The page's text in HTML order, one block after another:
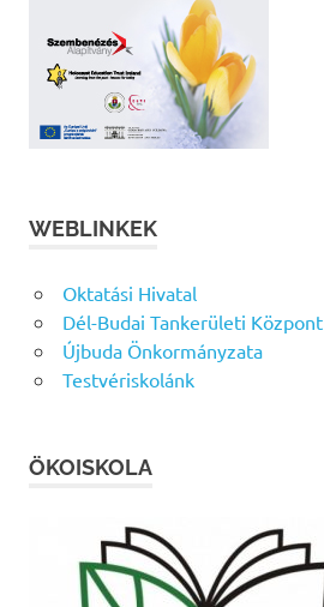
WEBLINKEK
Oktatási Hivatal
Dél-Budai Tankerületi Központ
Újbuda Önkormányzata
Testvériskolánk
ÖKOISKOLA